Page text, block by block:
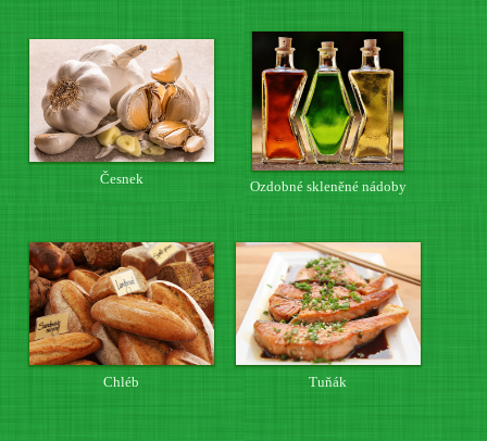
Česnek Ozdobné skleněné nádoby
Chléb Tuňák